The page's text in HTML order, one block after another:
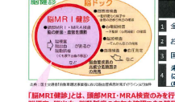
uda/content.php
on line12 2022.03.01